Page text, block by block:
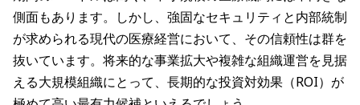
側面もあります。しかし、強固なセキュリティと内部統制
が求められる現代の医療経営において、その信頼性は群を
抜いています。将来的な事業拡大や複雑な組織運営を見据
える大規模組織にとって、長期的な投資対効果（ROI）が